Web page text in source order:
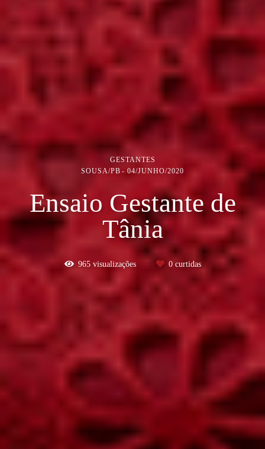
GESTANTES
SOUSA/PB
04/JUNHO/2020
Ensaio Gestante de
Tânia
965visualizações 0curtidas